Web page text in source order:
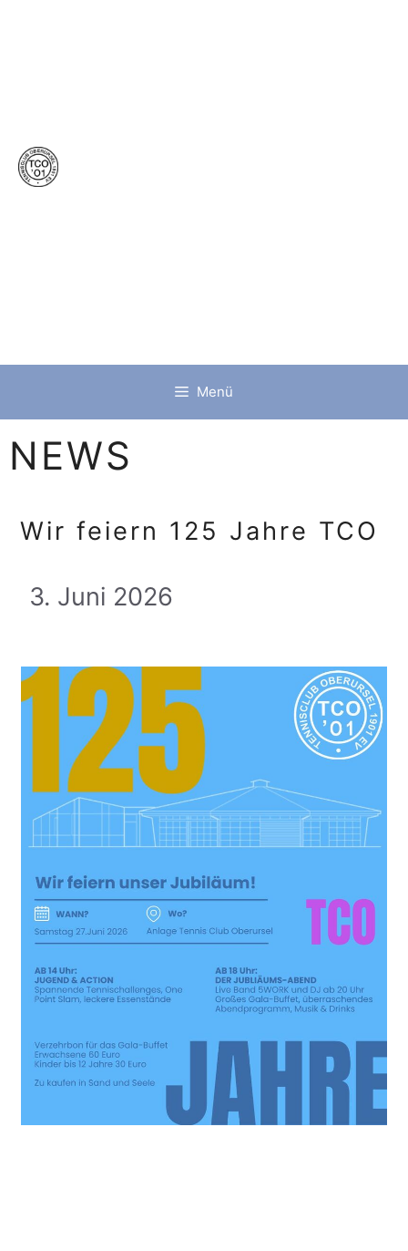
Menü
NEWS
Wir feiern 125 Jahre TCO
3. Juni 2026